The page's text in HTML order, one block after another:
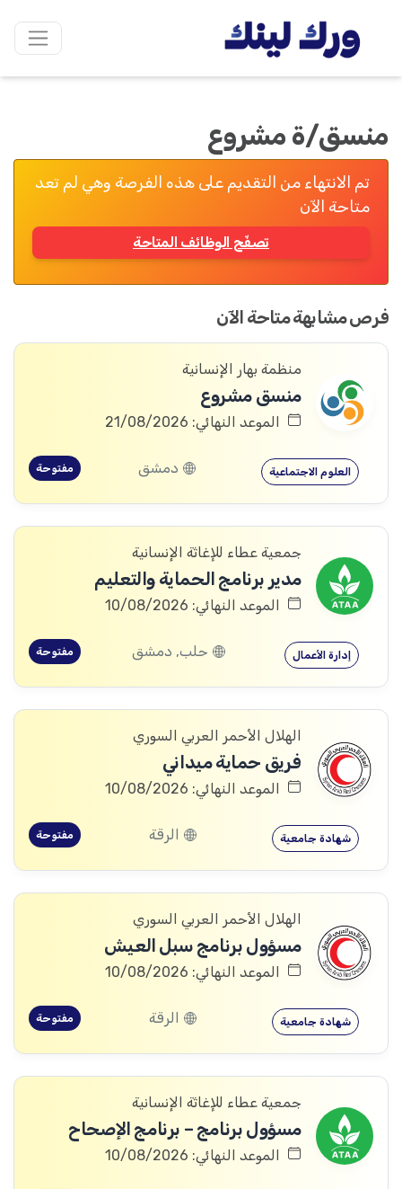
منسق/ة مشروع
تم الانتهاء من التقديم على هذه الفرصة وهي لم تعد
متاحة الآن
تصفّح الوظائف المتاحة
فرص مشابهة متاحة الآن
منظمة بهار الإنسانية
منسق مشروع
الموعد النهائي: 21/08/2026
العلوم الاجتماعية دمشق مفتوحة
جمعية عطاء للإغاثة الإنسانية
مدير برنامج الحماية والتعليم
الموعد النهائي: 10/08/2026
إدارة الأعمال حلب, دمشق مفتوحة
الهلال الأحمر العربي السوري
فريق حماية ميداني
الموعد النهائي: 10/08/2026
شهادة جامعية الرقة مفتوحة
الهلال الأحمر العربي السوري
مسؤول برنامج سبل العيش
الموعد النهائي: 10/08/2026
شهادة جامعية الرقة مفتوحة
جمعية عطاء للإغاثة الإنسانية
مسؤول برنامج – برنامج الإصحاح
الموعد النهائي: 10/08/2026